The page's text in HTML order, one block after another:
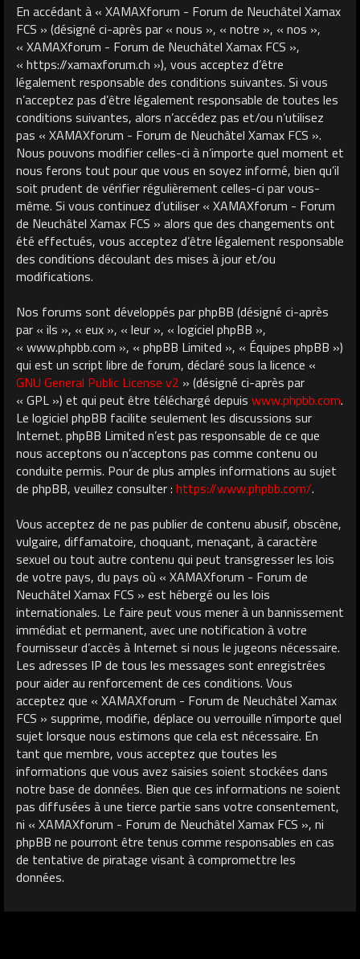
En accédant à « XAMAXforum - Forum de Neuchâtel Xamax
FCS » (désigné ci-après par « nous », « notre », « nos »,
« XAMAXforum - Forum de Neuchâtel Xamax FCS »,
« https://xamaxforum.ch »), vous acceptez d’être
légalement responsable des conditions suivantes. Si vous
n’acceptez pas d’être légalement responsable de toutes les
conditions suivantes, alors n’accédez pas et/ou n’utilisez
pas « XAMAXforum - Forum de Neuchâtel Xamax FCS ».
Nous pouvons modifier celles-ci à n’importe quel moment et
nous ferons tout pour que vous en soyez informé, bien qu’il
soit prudent de vérifier régulièrement celles-ci par vous-
même. Si vous continuez d’utiliser « XAMAXforum - Forum
de Neuchâtel Xamax FCS » alors que des changements ont
été effectués, vous acceptez d’être légalement responsable
des conditions découlant des mises à jour et/ou
modifications.
Nos forums sont développés par phpBB (désigné ci-après
par « ils », « eux », « leur », « logiciel phpBB »,
« www.phpbb.com », « phpBB Limited », « Équipes phpBB »)
qui est un script libre de forum, déclaré sous la licence «
GNU General Public License v2 » (désigné ci-après par
« GPL ») et qui peut être téléchargé depuis www.phpbb.com.
Le logiciel phpBB facilite seulement les discussions sur
Internet. phpBB Limited n’est pas responsable de ce que
nous acceptons ou n’acceptons pas comme contenu ou
conduite permis. Pour de plus amples informations au sujet
de phpBB, veuillez consulter : https://www.phpbb.com/.
Vous acceptez de ne pas publier de contenu abusif, obscène,
vulgaire, diffamatoire, choquant, menaçant, à caractère
sexuel ou tout autre contenu qui peut transgresser les lois
de votre pays, du pays où « XAMAXforum - Forum de
Neuchâtel Xamax FCS » est hébergé ou les lois
internationales. Le faire peut vous mener à un bannissement
immédiat et permanent, avec une notification à votre
fournisseur d’accès à Internet si nous le jugeons nécessaire.
Les adresses IP de tous les messages sont enregistrées
pour aider au renforcement de ces conditions. Vous
acceptez que « XAMAXforum - Forum de Neuchâtel Xamax
FCS » supprime, modifie, déplace ou verrouille n’importe quel
sujet lorsque nous estimons que cela est nécessaire. En
tant que membre, vous acceptez que toutes les
informations que vous avez saisies soient stockées dans
notre base de données. Bien que ces informations ne soient
pas diffusées à une tierce partie sans votre consentement,
ni « XAMAXforum - Forum de Neuchâtel Xamax FCS », ni
phpBB ne pourront être tenus comme responsables en cas
de tentative de piratage visant à compromettre les
données.